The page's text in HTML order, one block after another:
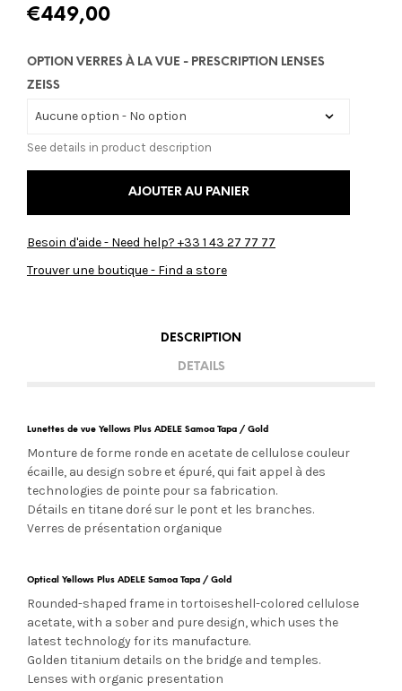
€449,00
OPTION VERRES À LA VUE - PRESCRIPTION LENSES
ZEISS
See details in product description
AJOUTER AU PANIER
Besoin d'aide - Need help? +33 1 43 27 77 77
Trouver une boutique - Find a store
DESCRIPTION
DETAILS
Lunettes de vue Yellows Plus ADELE Samoa Tapa / Gold
Monture de forme ronde en acetate de cellulose couleur
écaille, au design sobre et épuré, qui fait appel à des
technologies de pointe pour sa fabrication.
Détails en titane doré sur le pont et les branches.
Verres de présentation organique
Optical Yellows Plus ADELE Samoa Tapa / Gold
Rounded-shaped frame in tortoiseshell-colored cellulose
acetate, with a sober and pure design, which uses the
latest technology for its manufacture.
Golden titanium details on the bridge and temples.
Lenses with organic presentation